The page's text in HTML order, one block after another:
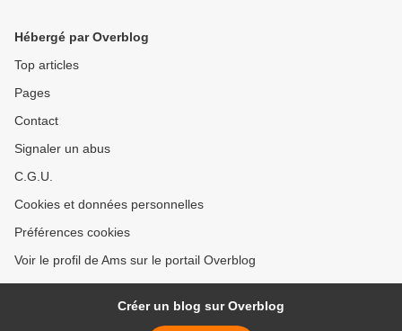
Hébergé par Overblog
Top articles
Pages
Contact
Signaler un abus
C.G.U.
Cookies et données personnelles
Préférences cookies
Voir le profil de Ams sur le portail Overblog
Créer un blog sur Overblog